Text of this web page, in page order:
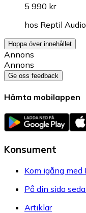
5 990 kr
hos Reptil Audio
Hoppa över innehållet
Annons
Annons
Ge oss feedback
Hämta mobilappen
Konsument
Kom igång med
På din sida
Artiklar